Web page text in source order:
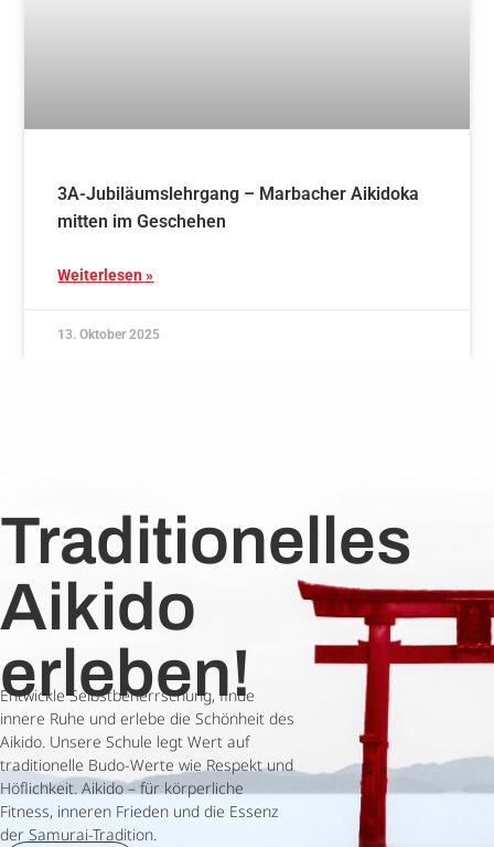
3A-Jubiläumslehrgang – Marbacher Aikidoka
mitten im Geschehen
Weiterlesen »
13. Oktober 2025
Traditionelles
Aikido
erleben!
Entwickle Selbstbeherrschung, finde
innere Ruhe und erlebe die Schönheit des
Aikido. Unsere Schule legt Wert auf
traditionelle Budo-Werte wie Respekt und
Höflichkeit. Aikido – für körperliche
Fitness, inneren Frieden und die Essenz
der Samurai-Tradition.